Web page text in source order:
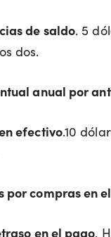
de saldo. 5
dos.
anual por
efectivo.10
por compras en
en el pago.